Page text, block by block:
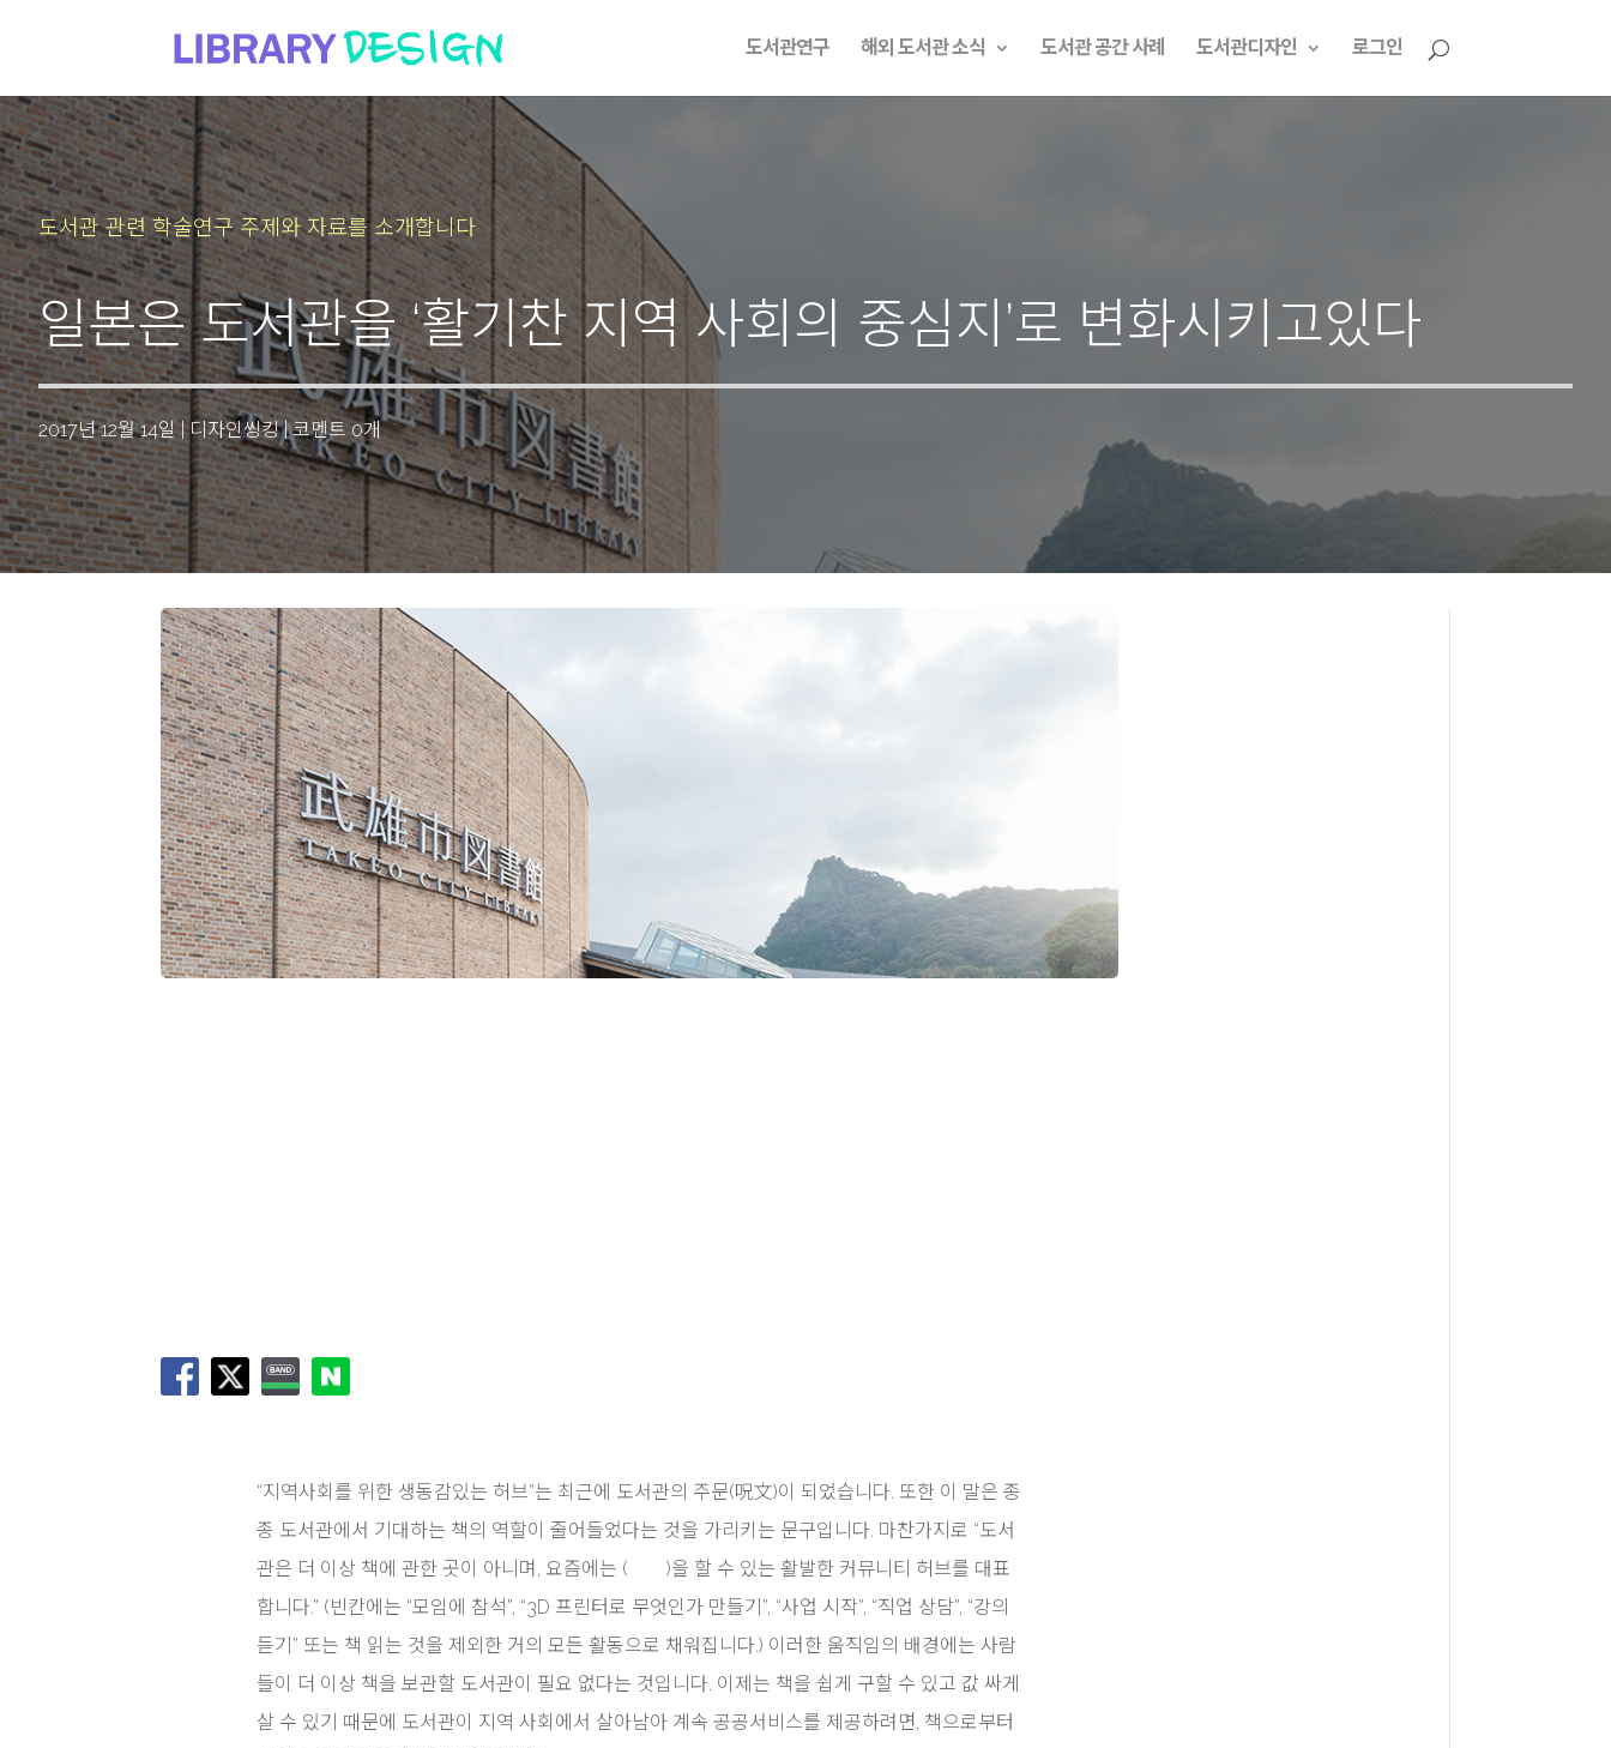
도서관연구 해외 도서관 소식 도서관 공간 사례 도서관디자인 로그인
도서관 관련 학술연구 주제와 자료를 소개합니다
일본은 도서관을 ‘활기찬 지역 사회의 중심지’로 변화시키고있다
2017년 12월 14일|디자인씽킹|코멘트 0개
“지역사회를 위한 생동감있는 허브”는 최근에 도서관의 주문(呪文)이 되었습니다. 또한 이 말은 종
종 도서관에서 기대하는 책의 역할이 줄어들었다는 것을 가리키는 문구입니다. 마찬가지로 “도서
관은 더 이상 책에 관한 곳이 아니며, 요즘에는 ( )을 할 수 있는 활발한 커뮤니티 허브를 대표
합니다.” (빈칸에는 “모임에 참석”, “3D 프린터로 무엇인가 만들기”, “사업 시작”, “직업 상담”, “강의
듣기” 또는 책 읽는 것을 제외한 거의 모든 활동으로 채워집니다.) 이러한 움직임의 배경에는 사람
들이 더 이상 책을 보관할 도서관이 필요 없다는 것입니다. 이제는 책을 쉽게 구할 수 있고 값 싸게
살 수 있기 때문에 도서관이 지역 사회에서 살아남아 계속 공공서비스를 제공하려면, 책으로부터